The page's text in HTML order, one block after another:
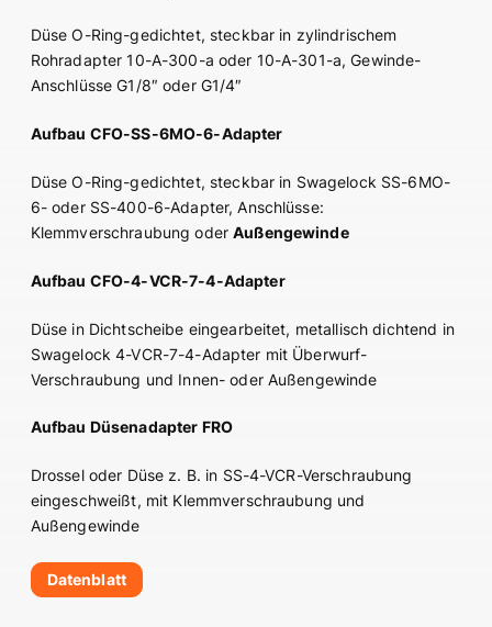
Düse O-Ring-gedichtet, steckbar in zylindrischem
Rohradapter 10-A-300-a oder 10-A-301-a, Gewinde-
Anschlüsse G1/8″ oder G1/4″
Aufbau CFO-SS-6MO-6-Adapter
Düse O-Ring-gedichtet, steckbar in Swagelock SS-6MO-
6- oder SS-400-6-Adapter, Anschlüsse:
Klemmverschraubung oderAußengewinde
Aufbau CFO-4-VCR-7-4-Adapter
Düse in Dichtscheibe eingearbeitet, metallisch dichtend in
Swagelock 4-VCR-7-4-Adapter mit Überwurf-
Verschraubung und Innen- oder Außengewinde
Aufbau Düsenadapter FRO
Drossel oder Düse z. B. in SS-4-VCR-Verschraubung
eingeschweißt, mit Klemmverschraubung und
Außengewinde
Datenblatt